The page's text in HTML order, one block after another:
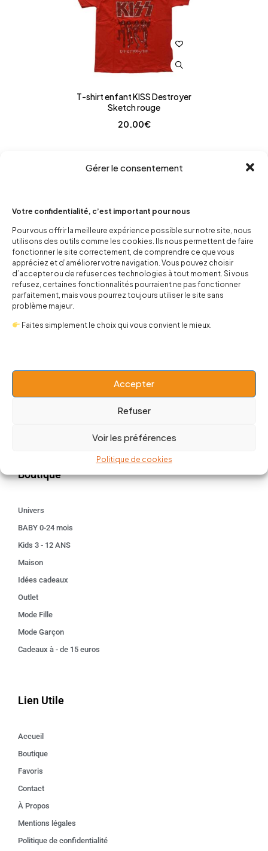
Gérer le consentement
Votre confidentialité, c’est important pour nous
Pour vous offrir la meilleure expérience possible sur notre site, nous
utilisons des outils comme les cookies. Ils nous permettent de faire
fonctionner le site correctement, de comprendre ce que vous
appréciez et d’améliorer votre navigation. Vous pouvez choisir
d’accepter ou de refuser ces technologies à tout moment. Si vous
refusez, certaines fonctionnalités pourraient ne pas fonctionner
parfaitement, mais vous pourrez toujours utiliser le site sans
problème majeur.
Faites simplement le choix qui vous convient le mieux.
Accepter
Refuser
Voir les préférences
Politique de cookies
T-shirt enfant KISS Destroyer
Sketch rouge
20,00€
+33 01 64 62 14 89
Boutique
Univers
BABY 0-24 mois
Kids 3 - 12 ANS
Maison
Idées cadeaux
Outlet
Mode Fille
Mode Garçon
Cadeaux à - de 15 euros
Lien Utile
Accueil
Boutique
Favoris
Contact
À Propos
Mentions légales
Politique de confidentialité